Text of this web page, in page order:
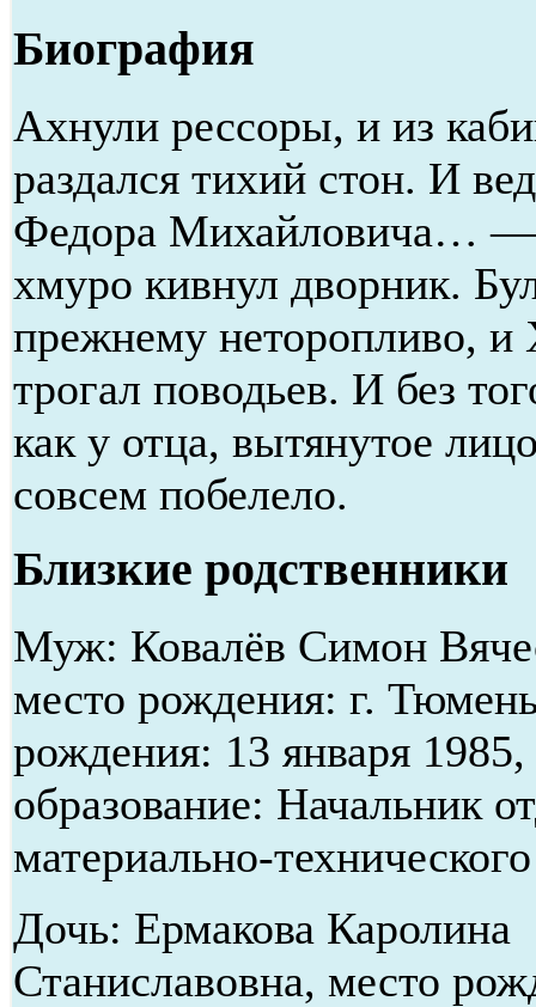
Биография
Ахнули рессоры, и из
раздался тихий стон. И
Федора Михайловича…
хмуро кивнул дворник.
прежнему неторопливо, и
трогал поводьев. И без
как у отца, вытянутое
совсем побелело.
Близкие родственники
Муж: Ковалёв Симон
место рождения: г.
рождения: 13 января
образование: Начальник
материально-
Дочь: Ермакова Каролина
Станиславовна, место